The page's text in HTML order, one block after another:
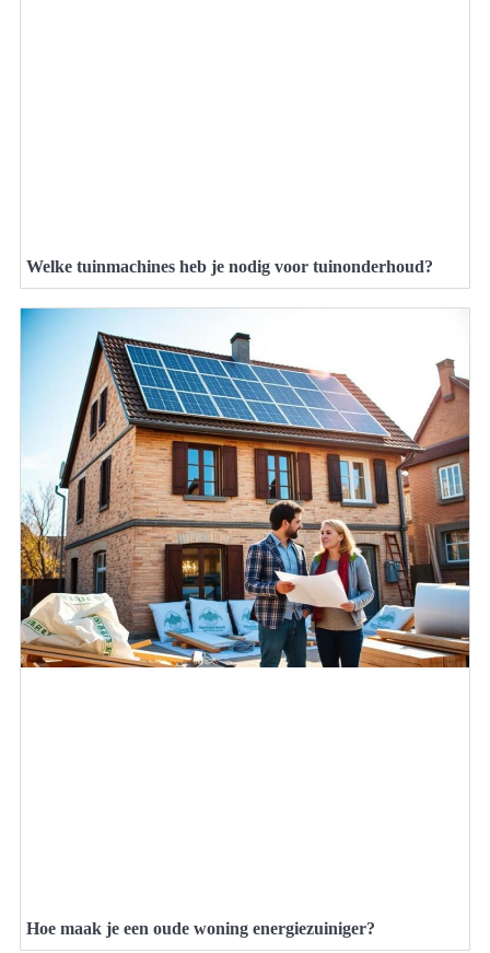
Welke tuinmachines heb je nodig voor tuinonderhoud?
Hoe maak je een oude woning energiezuiniger?